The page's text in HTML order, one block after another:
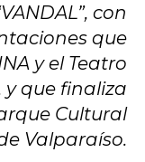
con
que
y el Teatro
y que finaliza
Cultural
Valparaíso.